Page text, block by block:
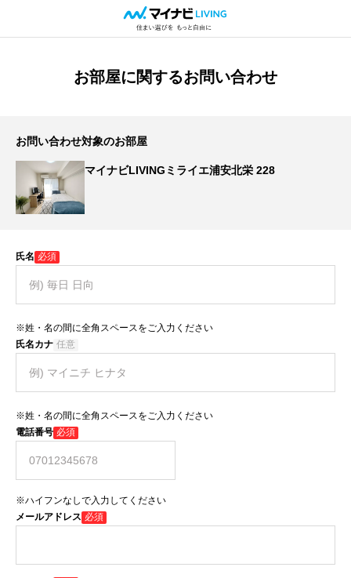
お部屋に関するお問い合わせ
お問い合わせ対象のお部屋
マイナビLIVINGミライエ浦安北栄 228
氏名 必須
※姓・名の間に全角スペースをご入力ください
氏名カナ 任意
※姓・名の間に全角スペースをご入力ください
電話番号 必須
※ハイフンなしで入力してください
メールアドレス 必須